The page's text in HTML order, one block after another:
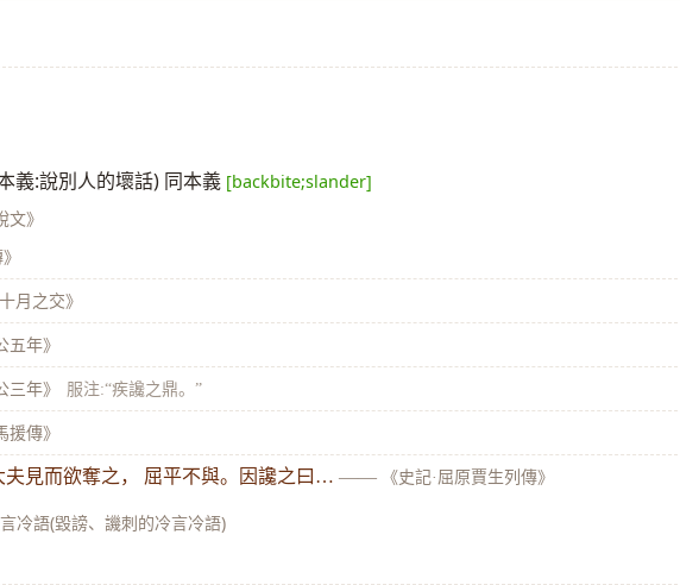
義:說別人的壞話) 同本義 [backbite;slander]
文》
月之交》
五年》
三年》 服注:“疾讒之鼎。”
援傳》
夫見而欲奪之， 屈平不與。因讒之曰… —— 《史記·屈原賈生列傳》
冷語(毀謗、譏刺的冷言冷語)